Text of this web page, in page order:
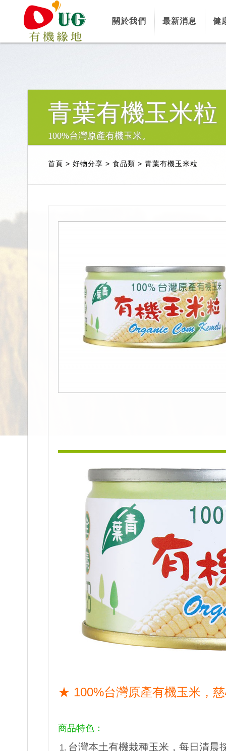
關於我們 最新消息 健
青葉有機玉米粒
100%台灣原產有機玉米。
首頁 > 好物分享 > 食品類 > 青葉有機玉米粒
★ 100%台灣原產有機玉米，
商品特色：
台灣本土有機栽種玉米，每日清晨